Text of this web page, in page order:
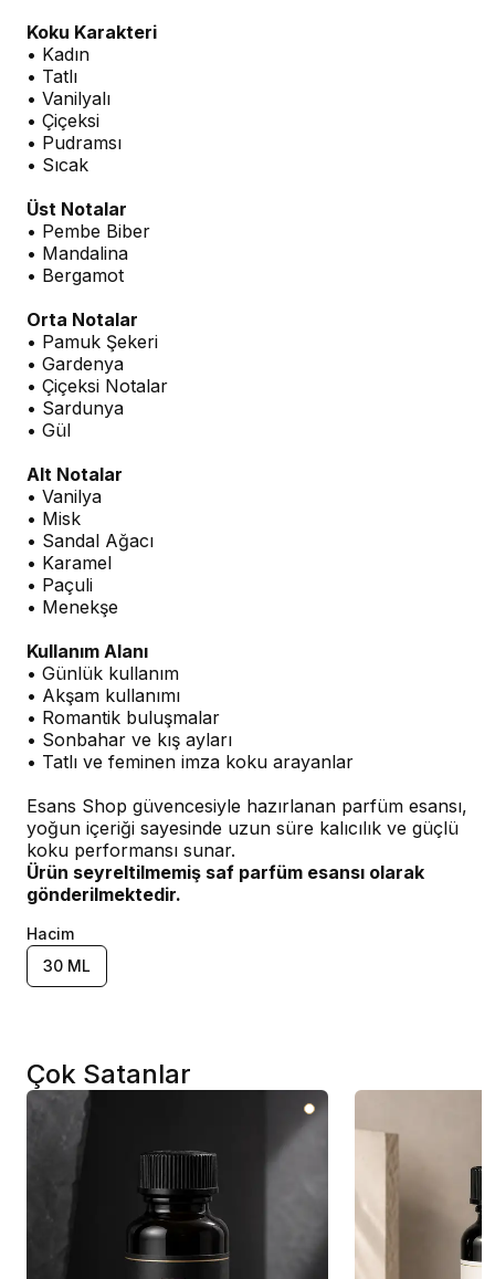
Koku Karakteri
• Kadın
• Tatlı
• Vanilyalı
• Çiçeksi
• Pudramsı
• Sıcak
Üst Notalar
• Pembe Biber
• Mandalina
• Bergamot
Orta Notalar
• Pamuk Şekeri
• Gardenya
• Çiçeksi Notalar
• Sardunya
• Gül
Alt Notalar
• Vanilya
• Misk
• Sandal Ağacı
• Karamel
• Paçuli
• Menekşe
Kullanım Alanı
• Günlük kullanım
• Akşam kullanımı
• Romantik buluşmalar
• Sonbahar ve kış ayları
• Tatlı ve feminen imza koku arayanlar
Esans Shop güvencesiyle hazırlanan parfüm esansı,
yoğun içeriği sayesinde uzun süre kalıcılık ve güçlü
koku performansı sunar.
Ürün seyreltilmemiş saf parfüm esansı olarak
gönderilmektedir.
Hacim
30 ML
Çok Satanlar